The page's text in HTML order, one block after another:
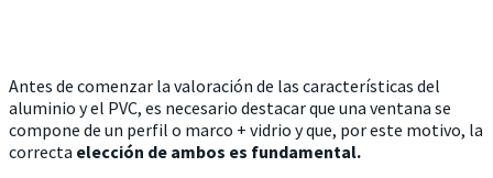
Antes de comenzar la valoración de las características del
aluminio y el PVC, es necesario destacar que una ventana se
compone de un perfil o marco + vidrio y que, por este motivo, la
correcta elección de ambos es fundamental.